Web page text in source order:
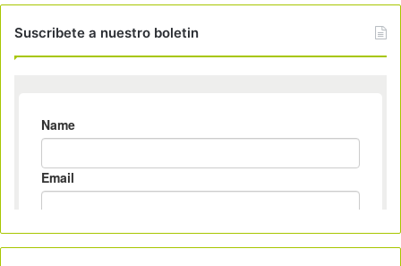
Suscribete a nuestro boletin